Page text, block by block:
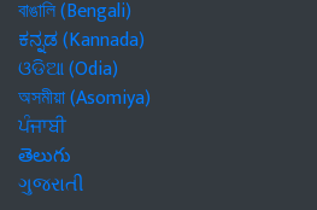
বাঙালি (Bengali)
ಕನ್ನಡ (Kannada)
ଓଡିଆ (Odia)
অসমীয়া (Asomiya)
ਪੰਜਾਬੀ
తెలుగు
ગુજરાતી